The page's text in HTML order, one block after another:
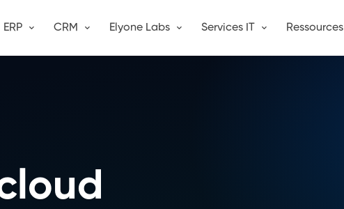
ERP CRM Elyone Labs Services IT Ressources